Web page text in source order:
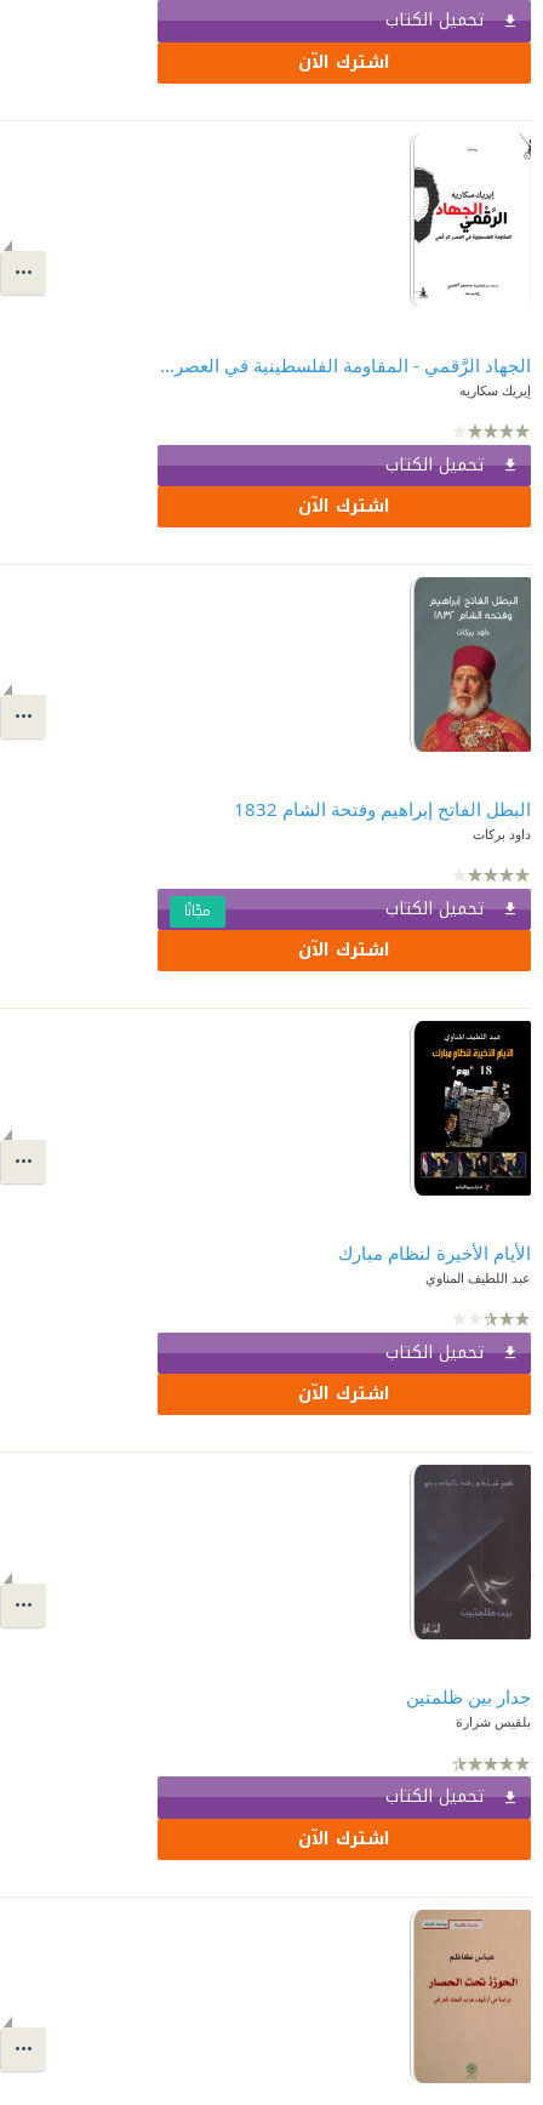
تحميل الكتاب
اشترك الآن
الجهاد الرَّقمي - المقاومة الفلسطينية في العصر الرقمي
إيريك سكاريه
تحميل الكتاب
اشترك الآن
البطل الفاتح إبراهيم وفتحة الشام 1832
داود بركات
تحميل الكتاب مجّانًا
اشترك الآن
الأيام الأخيرة لنظام مبارك
عبد اللطيف المناوي
تحميل الكتاب
اشترك الآن
جدار بين ظلمتين
بلقيس شرارة
تحميل الكتاب
اشترك الآن